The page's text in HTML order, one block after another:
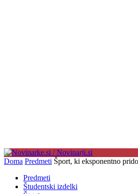
Doma Predmeti Šport, ki eksponentno
Predmeti
Študentski izdelki